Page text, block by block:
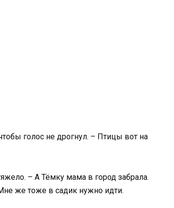
голос не дрогнул. – Птицы вот на
– А Тёмку мама в город забрала.
же тоже в садик нужно идти.